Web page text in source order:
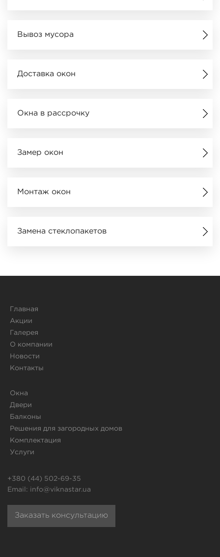
Вывоз мусора
Доставка окон
Окна в рассрочку
Замер окон
Монтаж окон
Замена стеклопакетов
Главная
Акции
Галерея
О компании
Новости
Контакты
Окна
Двери
Балконы
Решения для загородных домов
Комплектация
Услуги
+380 (44) 502-69-35
Email: info@viknastar.ua
Заказать консультацию